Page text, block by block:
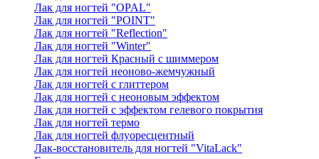
Лак для ногтей "OPAL"
Лак для ногтей "POINT"
Лак для ногтей "Reflection"
Лак для ногтей "Winter"
Лак для ногтей Красный с шиммером
Лак для ногтей неоново-жемчужный
Лак для ногтей с глиттером
Лак для ногтей с неоновым эффектом
Лак для ногтей с эффектом гелевого покрытия
Лак для ногтей термо
Лак для ногтей флуоресцентный
Лак-восстановитель для ногтей "VitaLack"